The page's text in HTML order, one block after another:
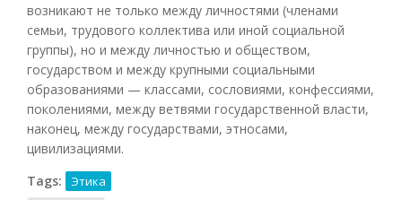
возникают не только между личностями (членами
семьи, трудового коллектива или иной социальной
группы), но и между личностью и обществом,
государством и между крупными социальными
образованиями — классами, сословиями, конфессиями,
поколениями, между ветвями государственной власти,
наконец, между государствами, этносами,
цивилизациями.
Tags:
Этика